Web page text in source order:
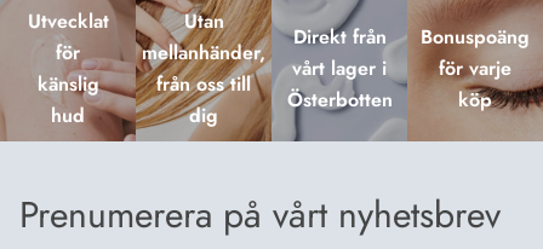
Utvecklat
för
känslig
hud
Utan
mellanhänder,
från oss till
dig
Direkt från
vårt lager i
Österbotten
Bonuspoäng
för varje
köp
Prenumerera på vårt nyhetsbrev